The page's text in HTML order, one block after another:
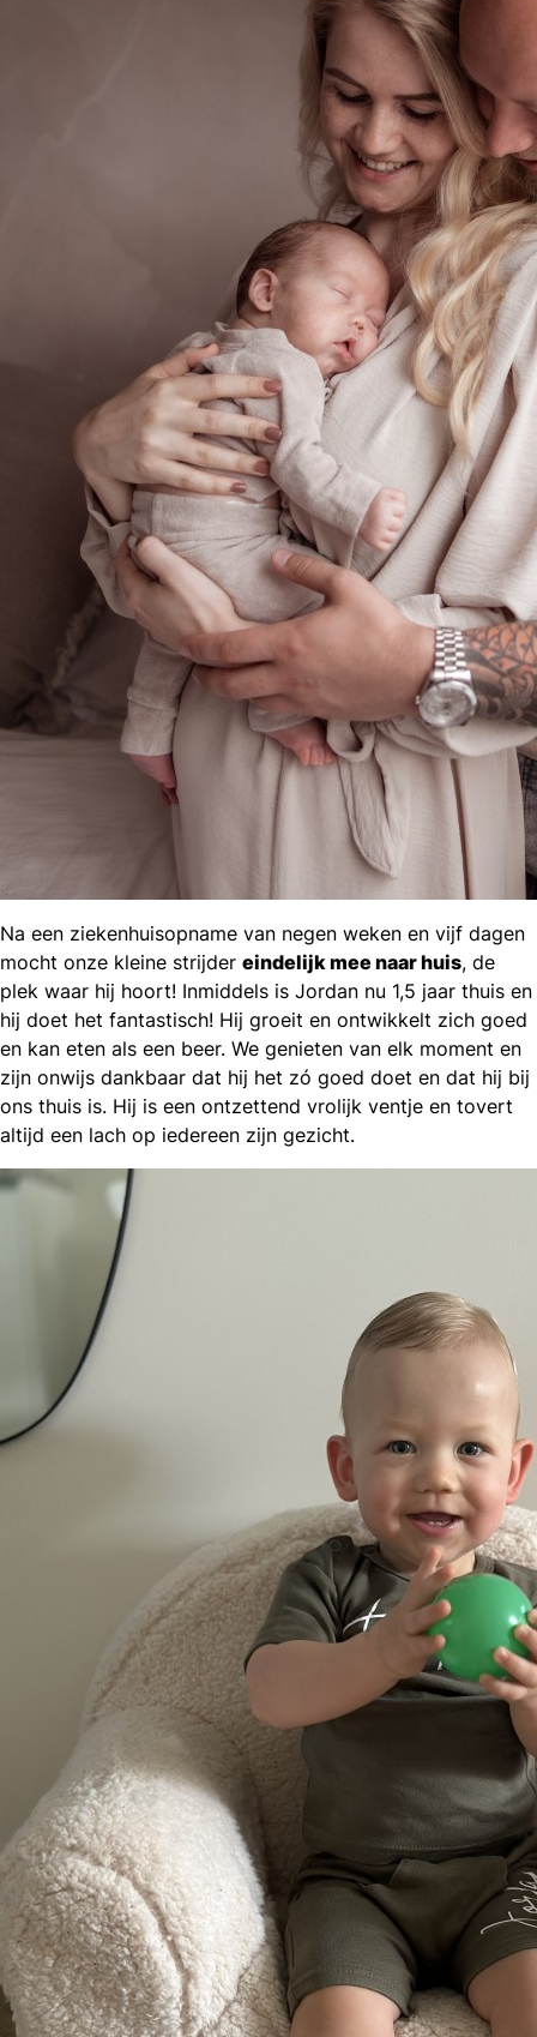
Na een ziekenhuisopname van negen weken en vijf dagen
mocht onze kleine strijder eindelijk mee naar huis, de
plek waar hij hoort! Inmiddels is Jordan nu 1,5 jaar thuis en
hij doet het fantastisch! Hij groeit en ontwikkelt zich goed
en kan eten als een beer. We genieten van elk moment en
zijn onwijs dankbaar dat hij het zó goed doet en dat hij bij
ons thuis is. Hij is een ontzettend vrolijk ventje en tovert
altijd een lach op iedereen zijn gezicht.